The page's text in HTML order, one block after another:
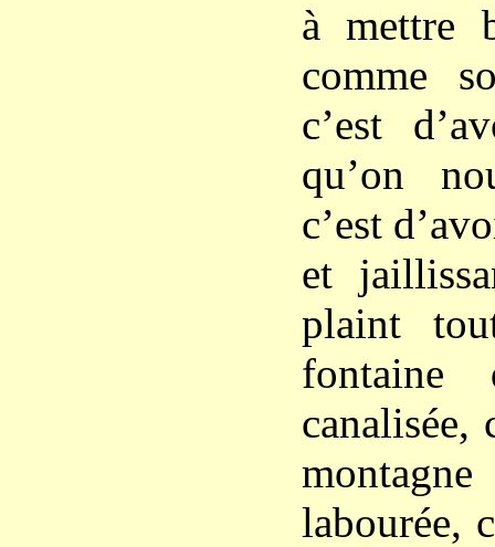
à mettre
comme
c’est
qu’on
c’est
et
plaint
fontaine
canalisée,
labourée,